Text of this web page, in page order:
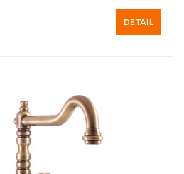
DETAIL